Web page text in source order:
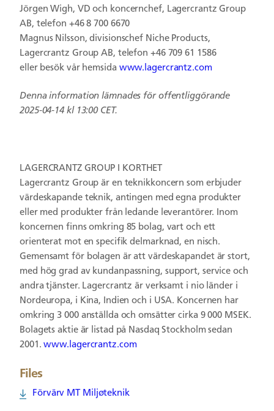
Jörgen Wigh, VD och koncernchef, Lagercrantz Group
AB, telefon +46 8 700 6670
Magnus Nilsson, divisionschef Niche Products,
Lagercrantz Group AB, telefon +46 709 61 1586
eller besök vår hemsida www.lagercrantz.com
Denna information lämnades för offentliggörande
2025-04-14 kl 13:00 CET.
LAGERCRANTZ GROUP I KORTHET
Lagercrantz Group är en teknikkoncern som erbjuder
värdeskapande teknik, antingen med egna produkter
eller med produkter från ledande leverantörer. Inom
koncernen finns omkring 85 bolag, vart och ett
orienterat mot en specifik delmarknad, en nisch.
Gemensamt för bolagen är att värdeskapandet är stort,
med hög grad av kundanpassning, support, service och
andra tjänster. Lagercrantz är verksamt i nio länder i
Nordeuropa, i Kina, Indien och i USA. Koncernen har
omkring 3 000 anställda och omsätter cirka 9 000 MSEK.
Bolagets aktie är listad på Nasdaq Stockholm sedan
2001. www.lagercrantz.com
Files
Förvärv MT Miljøteknik